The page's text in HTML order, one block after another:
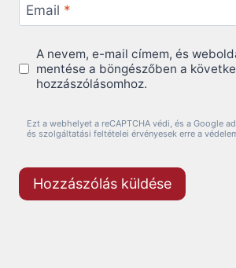
Email *
A nevem, e-mail címem, és
mentése a böngészőben a
hozzászólásomhoz.
Ezt a webhelyet a reCAPTCHA védi, és a Google
és szolgáltatási feltételei érvényesek erre a